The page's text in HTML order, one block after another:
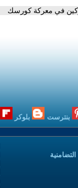
في معركة كورسك
بنترست بلوكر